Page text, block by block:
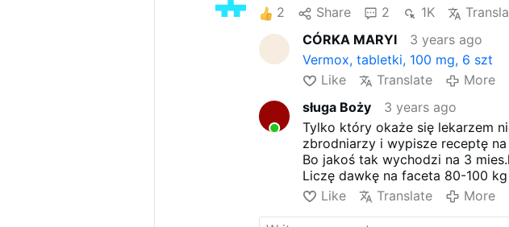
2
Share 2 1K
CÓRKA MARYI
3 years ago
Vermox, tabletki, 100 mg, 6 szt
Like
Translate
More
sługa Boży
3 years ago
Tylko który okaże się lekarzem
zbrodniarzy i wypisze receptę
Bo jakoś tak wychodzi na 3
Liczę dawkę na faceta 80-100 kg
Like
Translate More